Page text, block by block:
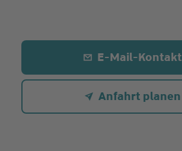
E-Mail-Kontakt
Anfahrt planen